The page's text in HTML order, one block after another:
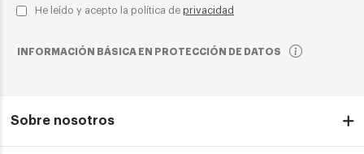
He leído y acepto la política de privacidad
INFORMACIÓN BÁSICA EN PROTECCIÓN DE DATOS
Sobre nosotros